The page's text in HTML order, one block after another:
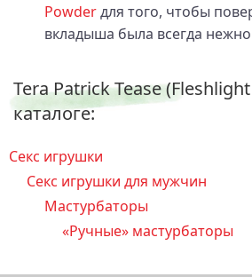
Powderдля того, чтобы
вкладыша была всегда
Tera Patrick Tease
каталоге:
Секс игрушки
Секс игрушки для мужчин
Мастурбаторы
«Ручные» мастурбаторы